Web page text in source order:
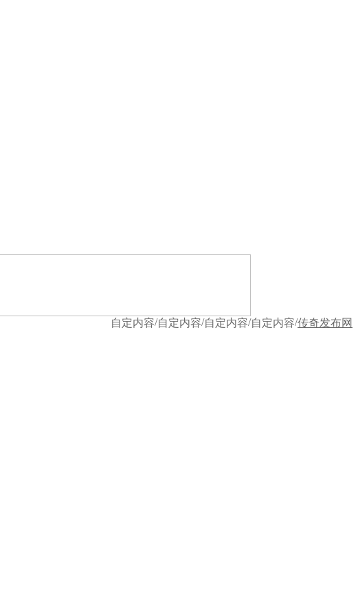
传奇发布网
/
自定内容
/
自定内容
/
自定内容
/
自定内容